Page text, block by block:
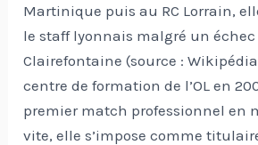
Martinique puis au RC Lorrain,
le staff lyonnais malgré un échec
Clairefontaine (source :
centre de formation de l’OL en
premier match professionnel en
vite, elle s’impose comme